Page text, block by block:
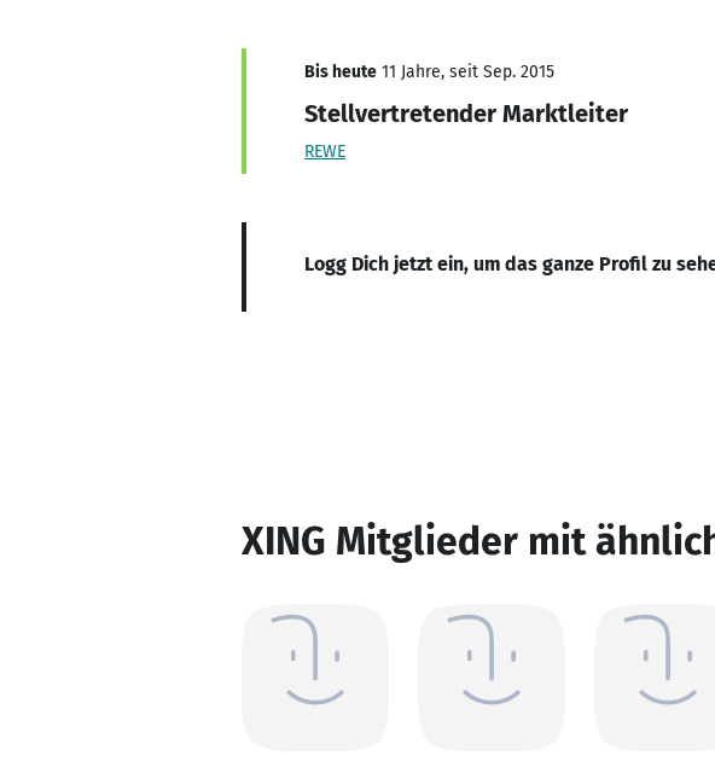
Bis heute 11 Jahre, seit Sep. 2015
Stellvertretender Marktleiter
REWE
Logg Dich jetzt ein, um das ganze Profil zu
XING Mitglieder mit